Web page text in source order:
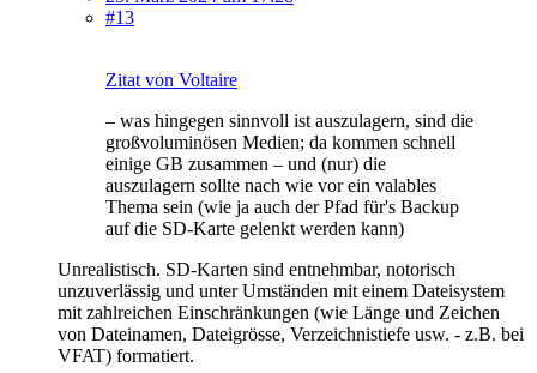
#13
Zitat von Voltaire
– was hingegen sinnvoll ist auszulagern, sind die
großvoluminösen Medien; da kommen schnell
einige GB zusammen – und (nur) die
auszulagern sollte nach wie vor ein valables
Thema sein (wie ja auch der Pfad für's Backup
auf die SD-Karte gelenkt werden kann)
Unrealistisch. SD-Karten sind entnehmbar, notorisch
unzuverlässig und unter Umständen mit einem Dateisystem
mit zahlreichen Einschränkungen (wie Länge und Zeichen
von Dateinamen, Dateigrösse, Verzeichnistiefe usw. - z.B. bei
VFAT) formatiert.